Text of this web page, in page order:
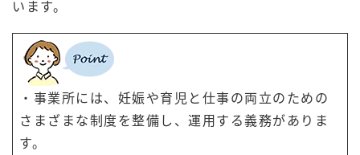
います。
・事業所には、妊娠や育児と仕事の両立のための
さまざまな制度を整備し、運用する義務がありま
す。